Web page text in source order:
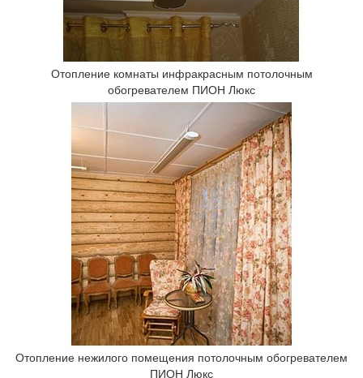
Отопление комнаты инфракрасным потолочным
обогревателем ПИОН Люкс
Отопление нежилого помещения потолочным обогревателем
ПИОН Люкс